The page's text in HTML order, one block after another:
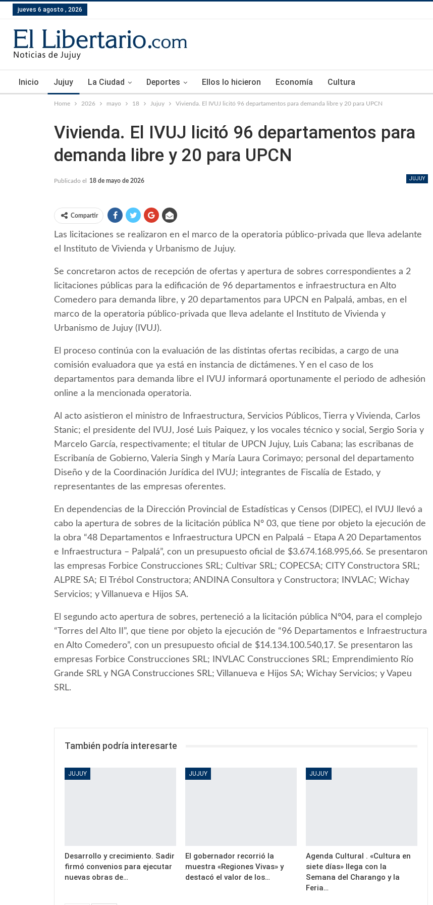
jueves 6 agosto , 2026
Inicio Jujuy La Ciudad Deportes Ellos lo hicieron Economía Cultura
Home 2026 mayo 18 Jujuy Vivienda. El IVUJ licitó 96 departamentos para demanda libre y 20 para UPCN
Vivienda. El IVUJ licitó 96 departamentos para
demanda libre y 20 para UPCN
JUJUY
Publicado el 18 de mayo de 2026
Compartir
Las licitaciones se realizaron en el marco de la operatoria público-privada que lleva adelante
el Instituto de Vivienda y Urbanismo de Jujuy.
Se concretaron actos de recepción de ofertas y apertura de sobres correspondientes a 2
licitaciones públicas para la edificación de 96 departamentos e infraestructura en Alto
Comedero para demanda libre, y 20 departamentos para UPCN en Palpalá, ambas, en el
marco de la operatoria público-privada que lleva adelante el Instituto de Vivienda y
Urbanismo de Jujuy (IVUJ).
El proceso continúa con la evaluación de las distintas ofertas recibidas, a cargo de una
comisión evaluadora que ya está en instancia de dictámenes. Y en el caso de los
departamentos para demanda libre el IVUJ informará oportunamente el periodo de adhesión
online a la mencionada operatoria.
Al acto asistieron el ministro de Infraestructura, Servicios Públicos, Tierra y Vivienda, Carlos
Stanic; el presidente del IVUJ, José Luis Paiquez, y los vocales técnico y social, Sergio Soria y
Marcelo García, respectivamente; el titular de UPCN Jujuy, Luis Cabana; las escribanas de
Escribanía de Gobierno, Valeria Singh y María Laura Corimayo; personal del departamento
Diseño y de la Coordinación Jurídica del IVUJ; integrantes de Fiscalía de Estado, y
representantes de las empresas oferentes.
En dependencias de la Dirección Provincial de Estadísticas y Censos (DIPEC), el IVUJ llevó a
cabo la apertura de sobres de la licitación pública Nº 03, que tiene por objeto la ejecución de
la obra “48 Departamentos e Infraestructura UPCN en Palpalá – Etapa A 20 Departamentos
e Infraestructura – Palpalá”, con un presupuesto oficial de $3.674.168.995,66. Se presentaron
las empresas Forbice Construcciones SRL; Cultivar SRL; COPECSA; CITY Constructora SRL;
ALPRE SA; El Trébol Constructora; ANDINA Consultora y Constructora; INVLAC; Wichay
Servicios; y Villanueva e Hijos SA.
El segundo acto apertura de sobres, perteneció a la licitación pública Nº04, para el complejo
“Torres del Alto II”, que tiene por objeto la ejecución de “96 Departamentos e Infraestructura
en Alto Comedero”, con un presupuesto oficial de $14.134.100.540,17. Se presentaron las
empresas Forbice Construcciones SRL; INVLAC Construcciones SRL; Emprendimiento Río
Grande SRL y NGA Construcciones SRL; Villanueva e Hijos SA; Wichay Servicios; y Vapeu
SRL.
También podría interesarte
JUJUY
Desarrollo y crecimiento. Sadir
firmó convenios para ejecutar
nuevas obras de…
JUJUY
El gobernador recorrió la
muestra «Regiones Vivas» y
destacó el valor de los…
JUJUY
Agenda Cultural . «Cultura en
siete días» llega con la
Semana del Charango y la
Feria…